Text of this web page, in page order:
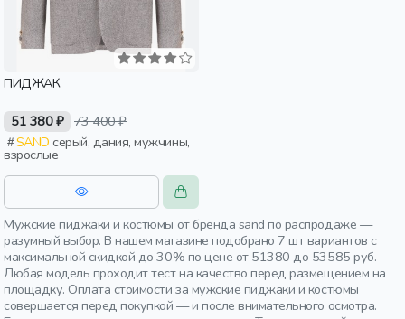
ПИДЖАК
51 380 ₽ 73 400 ₽
SAND серый, дания, мужчины,
взрослые
Мужские пиджаки и костюмы от бренда sand по распродаже —
разумный выбор. В нашем магазине подобрано 7 шт вариантов с
максимальной скидкой до 30% по цене от 51380 до 53585 руб.
Любая модель проходит тест на качество перед размещением на
площадку. Оплата стоимости за мужские пиджаки и костюмы
совершается перед покупкой — и после внимательного осмотра.